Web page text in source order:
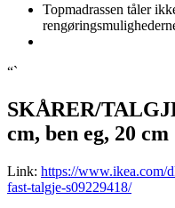
Topmadrassen tåler
“`
SKÅRER/
cm, ben eg, 20 cm
Link: https://www.ikea.com/
fast-talgje-s09229418/